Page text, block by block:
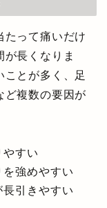
たって痛いだけ
長くなりま
ことが多く、足
ど複数の要因が
すい
強めやすい
引きやすい